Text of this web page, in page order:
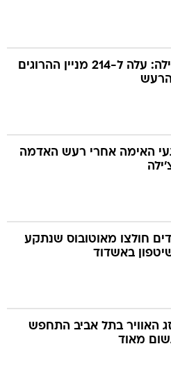
צ'ילה: עלה ל-214 מניין ההרוגים
האימה אחרי רעש האדמה
חולצו מאוטובוס שנתקע
באשדוד
האוויר בתל אביב התחפש
מאוד